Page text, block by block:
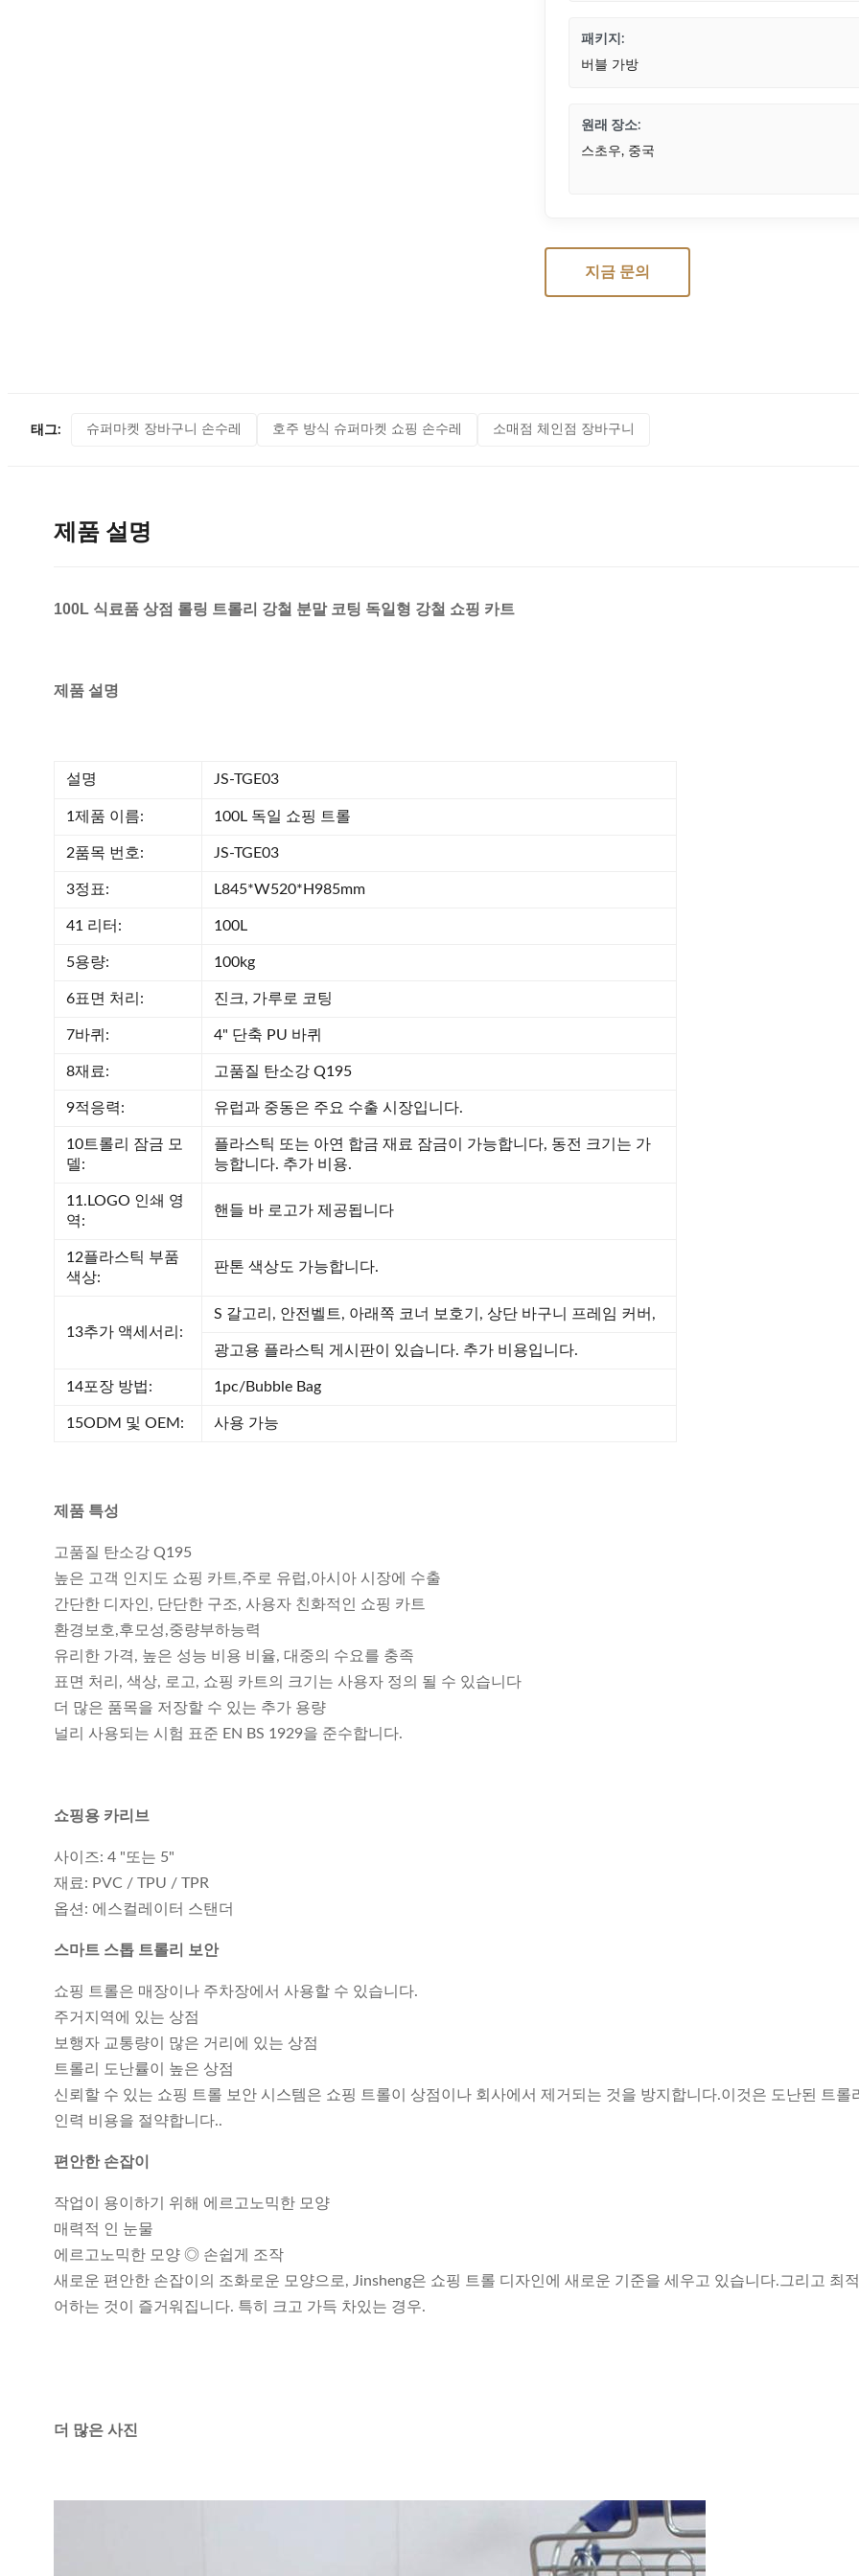
패키지:
버블 가방
원래 장소:
스초우, 중국
지금 문의
태그: 슈퍼마켓 장바구니 손수레 호주 방식 슈퍼마켓 쇼핑 손수레 소매점 체인점 장바구니
제품 설명
100L 식료품 상점 롤링 트롤리 강철 분말 코팅 독일형 강철 쇼핑 카트
제품 설명
설명 JS-TGE03
1제품 이름: 100L 독일 쇼핑 트롤
2품목 번호: JS-TGE03
3정표: L845*W520*H985mm
41 리터: 100L
5용량: 100kg
6표면 처리: 진크, 가루로 코팅
7바퀴: 4" 단축 PU 바퀴
8재료: 고품질 탄소강 Q195
9적응력: 유럽과 중동은 주요 수출 시장입니다.
10트롤리 잠금 모
델:
플라스틱 또는 아연 합금 재료 잠금이 가능합니다, 동전 크기는 가
능합니다. 추가 비용.
11.LOGO 인쇄 영
역:
핸들 바 로고가 제공됩니다
12플라스틱 부품
색상:
판톤 색상도 가능합니다.
13추가 액세서리:
S 갈고리, 안전벨트, 아래쪽 코너 보호기, 상단 바구니 프레임 커버,
광고용 플라스틱 게시판이 있습니다. 추가 비용입니다.
14포장 방법: 1pc/Bubble Bag
15ODM 및 OEM: 사용 가능
제품 특성
고품질 탄소강 Q195
높은 고객 인지도 쇼핑 카트,주로 유럽,아시아 시장에 수출
간단한 디자인, 단단한 구조, 사용자 친화적인 쇼핑 카트
환경보호,후모성,중량부하능력
유리한 가격, 높은 성능 비용 비율, 대중의 수요를 충족
표면 처리, 색상, 로고, 쇼핑 카트의 크기는 사용자 정의 될 수 있습니다
더 많은 품목을 저장할 수 있는 추가 용량
널리 사용되는 시험 표준 EN BS 1929을 준수합니다.
쇼핑용 카리브
사이즈: 4 "또는 5"
재료: PVC / TPU / TPR
옵션: 에스컬레이터 스탠더
스마트 스톱 트롤리 보안
쇼핑 트롤은 매장이나 주차장에서 사용할 수 있습니다.
주거지역에 있는 상점
보행자 교통량이 많은 거리에 있는 상점
트롤리 도난률이 높은 상점
신뢰할 수 있는 쇼핑 트롤 보안 시스템은 쇼핑 트롤이 상점이나 회사에서 제거되는 것을 방지합니다.이것은 도난된 트
인력 비용을 절약합니다..
편안한 손잡이
작업이 용이하기 위해 에르고노믹한 모양
매력적 인 눈물
에르고노믹한 모양 ◎ 손쉽게 조작
새로운 편안한 손잡이의 조화로운 모양으로, Jinsheng은 쇼핑 트롤 디자인에 새로운 기준을 세우고 있습니다.그리고 최
어하는 것이 즐거워집니다. 특히 크고 가득 차있는 경우.
더 많은 사진